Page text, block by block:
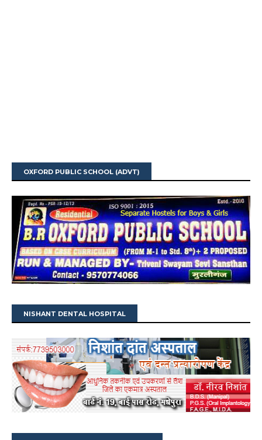
OXFORD PUBLIC SCHOOL (ADVT)
NISHANT DENTAL HOSPITAL